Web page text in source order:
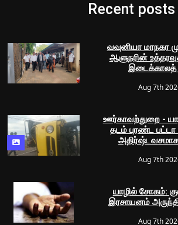
Recent posts
வவுனியா மாநகர
ஆளுநரின்
இடைக்காலத்
Aug 7th
ஊர்காவற்துறை -
தடம் புரண்ட
அதிர்ஷ்டவசமாக
Aug 7th
யாழில் சோகம்:
இரசாயனம்
Aug 7th